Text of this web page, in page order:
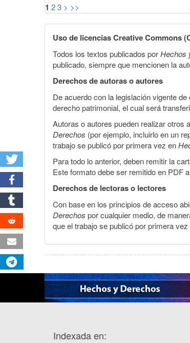
1 23 > >>
Uso de licencias Creative Commons
Todos los textos publicados porHechos
publicado, siempre que mencionen la
Derechos de autoras o autores
De acuerdo con la legislación vigente
derecho patrimonial, el cual será
Autoras o autores pueden realizar otros
Derechos (por ejemplo, incluirlo en un
trabajo se publicó por primera vez en
Para todo lo anterior, deben remitir la
Este formato debe ser remitido en PDF
Derechos de lectoras o lectores
Con base en los principios de acceso
Derechos por cualquier medio, de
que el trabajo se publicó por primera vez
Indexada en: